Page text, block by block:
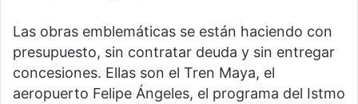
Las obras emblemáticas se están haciendo con
presupuesto, sin contratar deuda y sin entregar
concesiones. Ellas son el Tren Maya, el
aeropuerto Felipe Ángeles, el programa del Istmo